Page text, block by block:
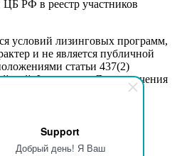
Support
Добрый день! Я Ваш
РФ в реестр участников
условий лизинговых программ,
и не является публичной
статьи 437(2)
Федерации. Для получения
обращайтесь к
данных
об осуществлении